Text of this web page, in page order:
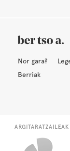
Nor gara?
Berriak
ARGITARATZAILEAK